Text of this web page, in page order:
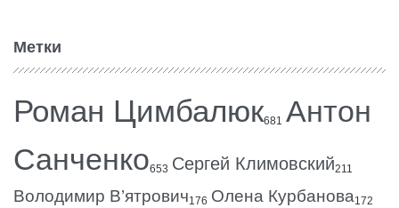
Метки
Роман Цимбалюк681 Антон
Санченко653 Сергей Климовский211
Володимир В’ятрович176 Олена Курбанова172